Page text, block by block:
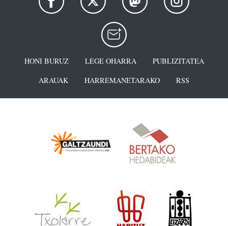
HONI BURUZ LEGE OHARRA
PUBLIZITATEA
ARAUAK
HARREMANETARAKO RSS